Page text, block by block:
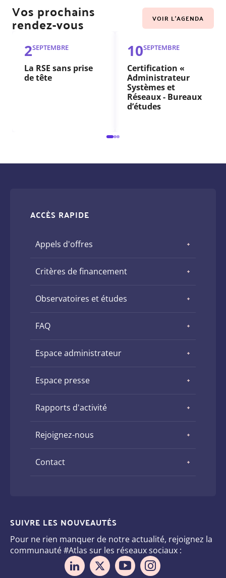
Vos prochains
rendez-vous VOIR L'AGENDA
2SEPTEMBRE
La RSE sans prise
de tête
10SEPTEMBRE
Certification «
Administrateur
Systèmes et
Réseaux - Bureaux
d’études
ACCÈS RAPIDE
Appels d'offres
Critères de financement
Observatoires et études
FAQ
Espace administrateur
Espace presse
Rapports d'activité
Rejoignez-nous
Contact
SUIVRE LES NOUVEAUTÉS
Pour ne rien manquer de notre actualité, rejoignez la
communauté #Atlas sur les réseaux sociaux :